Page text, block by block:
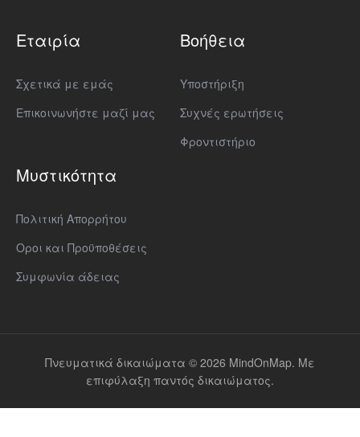
Εταιρία
Σχετικά με εμάς
Επικοινωνήστε μαζί μας
Βοήθεια
Υποστήριξη
Συχνές ερωτήσεις
Φροντιστήριο
Μυστικότητα
Πολιτική Απορρήτου
Οροι και Προϋποθέσεις
Συμφωνία άδειας
Πνευματικά δικαιώματα © 2026 MindOnMap. Με
επιφύλαξη παντός δικαιώματος.